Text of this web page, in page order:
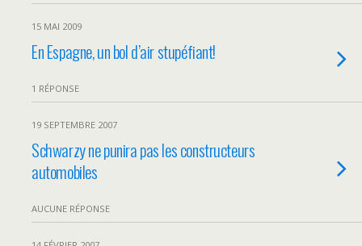
15 MAI 2009
En Espagne, un bol d’air stupéfiant!
1 RÉPONSE
19 SEPTEMBRE 2007
Schwarzy ne punira pas les constructeurs
automobiles
AUCUNE RÉPONSE